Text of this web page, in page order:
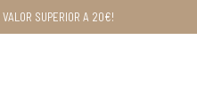
VALOR SUPERIOR A 20€!